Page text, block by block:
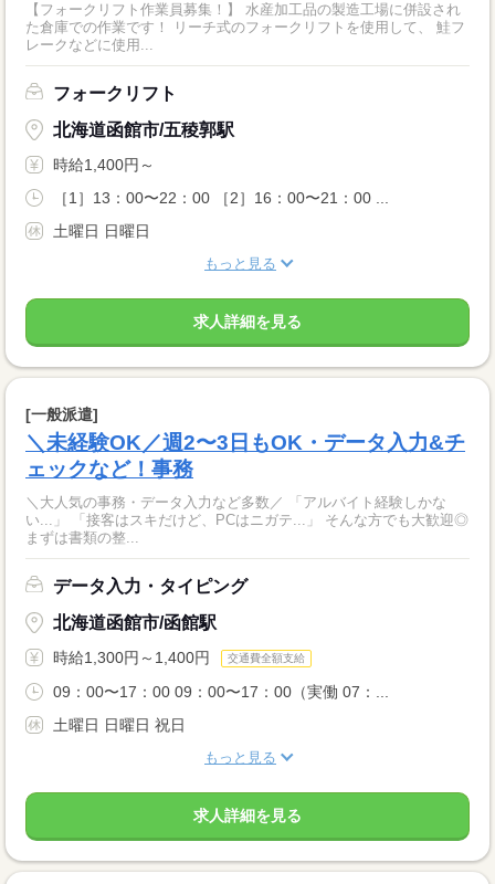
【フォークリフト作業員募集！】 水産加工品の製造工場に併設され
た倉庫での作業です！ リーチ式のフォークリフトを使用して、 鮭フ
レークなどに使用...
フォークリフト
北海道函館市/五稜郭駅
時給1,400円～
［1］13：00〜22：00 ［2］16：00〜21：00 ...
土曜日 日曜日
もっと見る
求人詳細を見る
[一般派遣]
＼未経験OK／週2〜3日もOK・データ入力&チ
ェックなど！事務
＼大人気の事務・データ入力など多数／ 「アルバイト経験しかな
い...」 「接客はスキだけど、PCはニガテ...」 そんな方でも大歓迎◎
まずは書類の整...
データ入力・タイピング
北海道函館市/函館駅
時給1,300円～1,400円 交通費全額支給
09：00〜17：00 09：00〜17：00（実働 07：...
土曜日 日曜日 祝日
もっと見る
求人詳細を見る